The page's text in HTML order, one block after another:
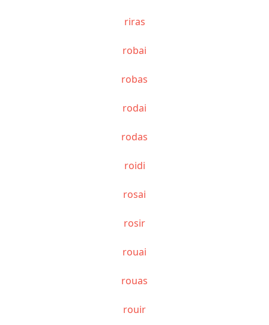
riras
robai
robas
rodai
rodas
roidi
rosai
rosir
rouai
rouas
rouir